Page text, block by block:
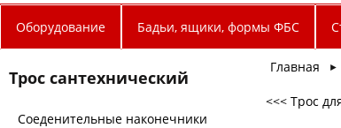
Оборудование Бадьи, ящики, формы ФБС
Трос сантехнический
Соеденительные наконечники
Главная ►
<<< Трос